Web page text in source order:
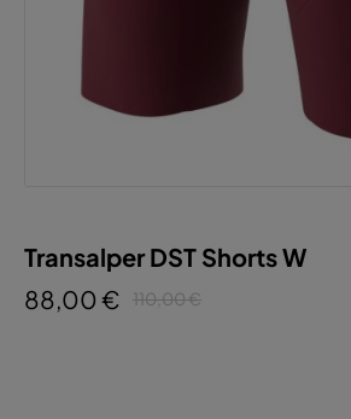
Transalper DST Shorts W
88,00 €
110,00 €